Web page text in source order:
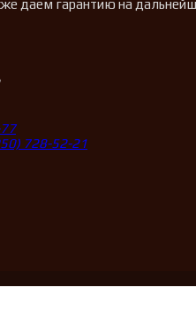
даем гарантию на
728-52-21